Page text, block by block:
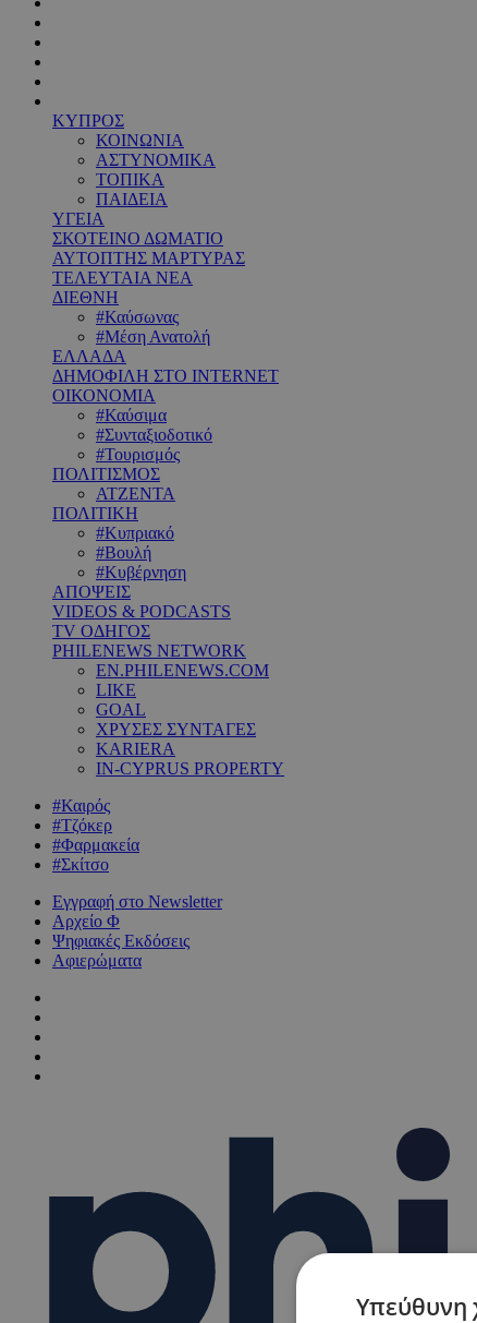
ΚΥΠΡΟΣ
ΚΟΙΝΩΝΙΑ
ΑΣΤΥΝΟΜΙΚΑ
ΤΟΠΙΚΑ
ΠΑΙΔΕΙΑ
ΥΓΕΙΑ
ΣΚΟΤΕΙΝΟ ΔΩΜΑΤΙΟ
ΑΥΤΟΠΤΗΣ ΜΑΡΤΥΡΑΣ
ΤΕΛΕΥΤΑΙΑ ΝΕΑ
ΔΙΕΘΝΗ
#Καύσωνας
#Μέση Ανατολή
ΕΛΛΑΔΑ
ΔΗΜΟΦΙΛΗ ΣΤΟ INTERNET
ΟΙΚΟΝΟΜΙΑ
#Καύσιμα
#Συνταξιοδοτικό
#Τουρισμός
ΠΟΛΙΤΙΣΜΟΣ
ΑΤΖΕΝΤΑ
ΠΟΛΙΤΙΚΗ
#Κυπριακό
#Βουλή
#Κυβέρνηση
ΑΠΟΨΕΙΣ
VIDEOS & PODCASTS
TV ΟΔΗΓΟΣ
PHILENEWS NETWORK
EN.PHILENEWS.COM
LIKE
GOAL
ΧΡΥΣΕΣ ΣΥΝΤΑΓΕΣ
KARIERA
IN-CYPRUS PROPERTY
#Καιρός
#Τζόκερ
#Φαρμακεία
#Σκίτσο
Εγγραφή στο Newsletter
Αρχείο Φ
Ψηφιακές Εκδόσεις
Αφιερώματα
Υπεύθυνη